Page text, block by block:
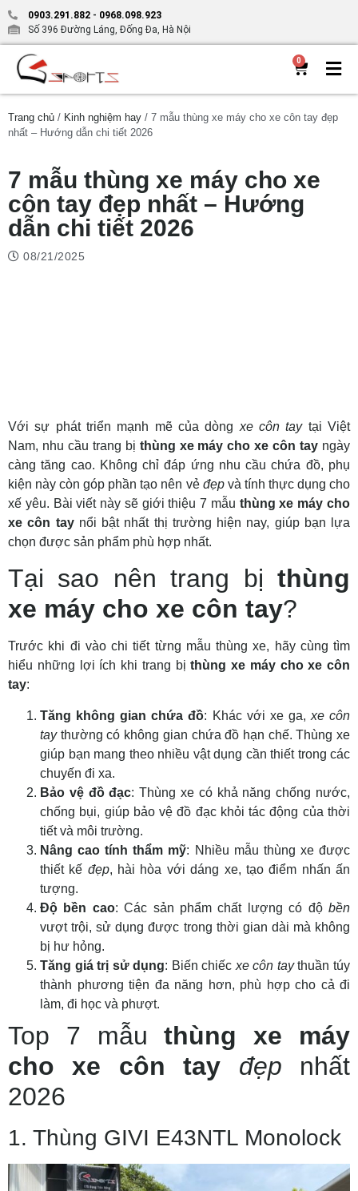
0903.291.882 - 0968.098.923
Số 396 Đường Láng, Đống Đa, Hà Nội
0
Trang chủ / Kinh nghiệm hay / 7 mẫu thùng xe máy cho xe côn tay đẹp
nhất – Hướng dẫn chi tiết 2026
7 mẫu thùng xe máy cho xe
côn tay đẹp nhất – Hướng
dẫn chi tiết 2026
08/21/2025
Với sự phát triển mạnh mẽ của dòng xe côn taytại Việt
Nam, nhu cầu trang bị thùng xe máy cho xe côn tay ngày
càng tăng cao. Không chỉ đáp ứng nhu cầu chứa đồ, phụ
kiện này còn góp phần tạo nên vẻ đẹpvà tính thực dụng cho
xế yêu. Bài viết này sẽ giới thiệu 7 mẫu thùng xe máy cho
xe côn taynổi bật nhất thị trường hiện nay, giúp bạn lựa
chọn được sản phẩm phù hợp nhất.
Tại sao nên trang bị thùng
xe máy cho xe côn tay?
Trước khi đi vào chi tiết từng mẫu thùng xe, hãy cùng tìm
hiểu những lợi ích khi trang bịthùng xe máy cho xe côn
tay:
Tăng không gian chứa đồ: Khác với xe ga, xe côn
taythường có không gian chứa đồ hạn chế. Thùng xe
giúp bạn mang theo nhiều vật dụng cần thiết trong các
chuyến đi xa.
Bảo vệ đồ đạc: Thùng xe có khả năng chống nước,
chống bụi, giúp bảo vệ đồ đạc khỏi tác động của thời
tiết và môi trường.
Nâng cao tính thẩm mỹ: Nhiều mẫu thùng xe được
thiết kế đẹp, hài hòa với dáng xe, tạo điểm nhấn ấn
tượng.
Độ bền cao: Các sản phẩm chất lượng có độbền
vượt trội, sử dụng được trong thời gian dài mà không
bị hư hỏng.
Tăng giá trị sử dụng: Biến chiếc xe côn taythuần túy
thành phương tiện đa năng hơn, phù hợp cho cả đi
làm, đi học và phượt.
Top 7 mẫuthùng xe máy
cho xe côn tay
đẹp nhất
2026
1. Thùng GIVI E43NTL Monolock